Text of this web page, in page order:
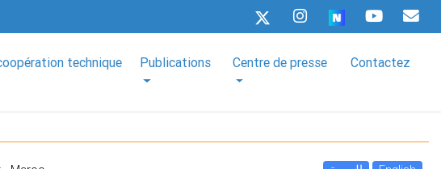
technique Publications Centre de presse Contactez